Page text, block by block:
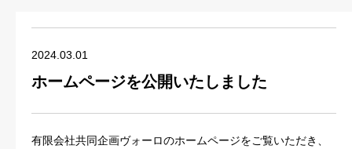
2024.03.01
ホームページを公開いたしました
有限会社共同企画ヴォーロのホームページをご覧いただき、